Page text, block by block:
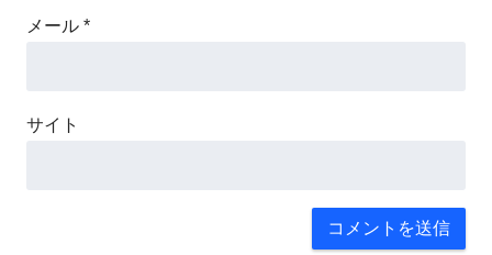
メール *
サイト